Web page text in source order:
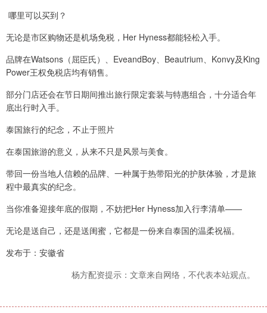
️ 哪里可以买到？
无论是市区购物还是机场免税，Her Hyness都能轻松入手。
品牌在Watsons（屈臣氏）、EveandBoy、Beautrium、Konvy及King
Power王权免税店均有销售。
部分门店还会在节日期间推出旅行限定套装与特惠组合，十分适合年
底出行时入手。
泰国旅行的纪念，不止于照片
在泰国旅游的意义，从来不只是风景与美食。
带回一份当地人信赖的品牌、一种属于热带阳光的护肤体验，才是旅
程中最真实的纪念。
当你准备迎接年底的假期，不妨把Her Hyness加入行李清单——
无论是送自己，还是送闺蜜，它都是一份来自泰国的温柔祝福。
发布于：安徽省
杨方配资提示：文章来自网络，不代表本站观点。